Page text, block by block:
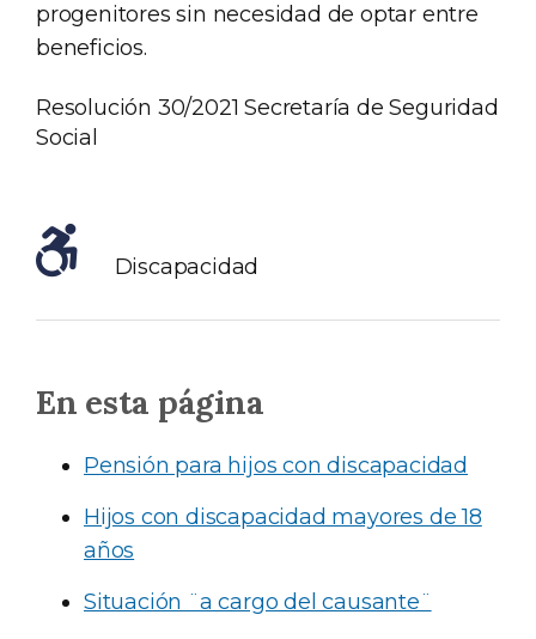
progenitores sin necesidad de optar entre
beneficios.
Resolución 30/2021 Secretaría de Seguridad
Social
Discapacidad
En esta página
Pensión para hijos con discapacidad
Hijos con discapacidad mayores de 18
años
Situación ¨a cargo del causante¨